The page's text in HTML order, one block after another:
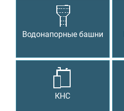
Водонапорные башни
КНС